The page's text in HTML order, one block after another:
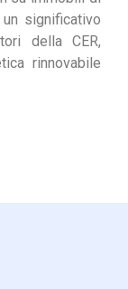
significativo
della CER,
rinnovabile